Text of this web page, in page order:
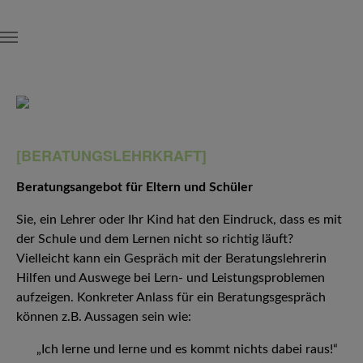
[BERATUNGSLEHRKRAFT]
Beratungsangebot für Eltern und Schüler
Sie, ein Lehrer oder Ihr Kind hat den Eindruck, dass es mit
der Schule und dem Lernen nicht so richtig läuft?
Vielleicht kann ein Gespräch mit der Beratungslehrerin
Hilfen und Auswege bei Lern- und Leistungsproblemen
aufzeigen. Konkreter Anlass für ein Beratungsgespräch
können z.B. Aussagen sein wie:
„Ich lerne und lerne und es kommt nichts dabei raus!“